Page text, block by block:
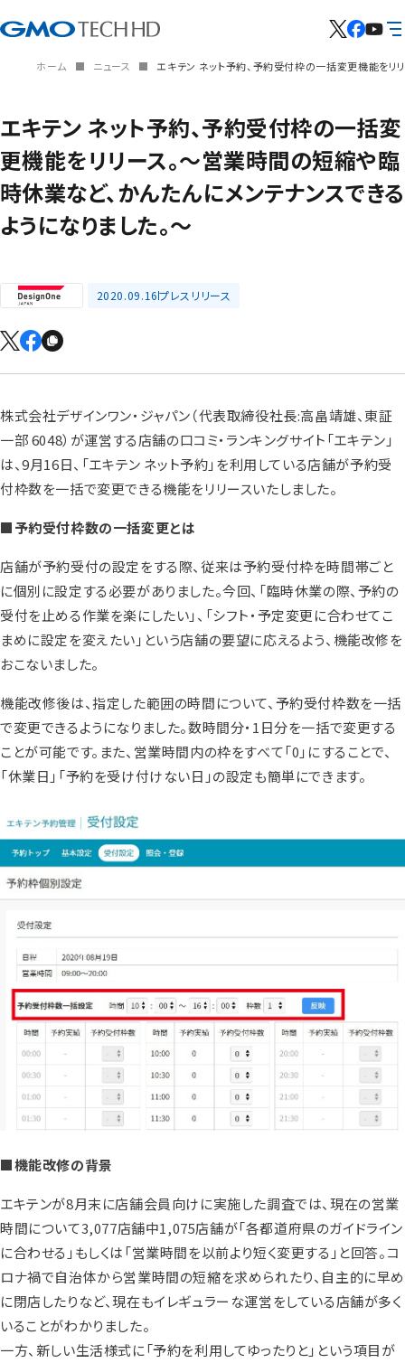
ホーム ニュース エキテン ネット予約、予約受付枠の一括変更機能をリ
エキテン ネット予約、予約受付枠の一括変
更機能をリリース。～営業時間の短縮や臨
時休業など、かんたんにメンテナンスできる
ようになりました。～
2020.09.16プレスリリース
株式会社デザインワン・ジャパン（代表取締役社長:高畠靖雄、東証
一部 6048）が運営する店舗の口コミ・ランキングサイト「エキテン」
は、9月16日、「エキテン ネット予約」を利用している店舗が予約受
付枠数を一括で変更できる機能をリリースいたしました。
■予約受付枠数の一括変更とは
店舗が予約受付の設定をする際、従来は予約受付枠を時間帯ごと
に個別に設定する必要がありました。今回、「臨時休業の際、予約の
受付を止める作業を楽にしたい」、「シフト・予定変更に合わせてこ
まめに設定を変えたい」という店舗の要望に応えるよう、機能改修を
おこないました。
機能改修後は、指定した範囲の時間について、予約受付枠数を一括
で変更できるようになりました。数時間分・1日分を一括で変更する
ことが可能です。また、営業時間内の枠をすべて「0」にすることで、
「休業日」「予約を受け付けない日」の設定も簡単にできます。
■機能改修の背景
エキテンが8月末に店舗会員向けに実施した調査では、現在の営業
時間について3,077店舗中1,075店舗が「各都道府県のガイドライン
に合わせる」もしくは「営業時間を以前より短く変更する」と回答。コ
ロナ禍で自治体から営業時間の短縮を求められたり、自主的に早め
に閉店したりなど、現在もイレギュラーな運営をしている店舗が多く
いることがわかりました。
一方、新しい生活様式に「予約を利用してゆったりと」という項目が